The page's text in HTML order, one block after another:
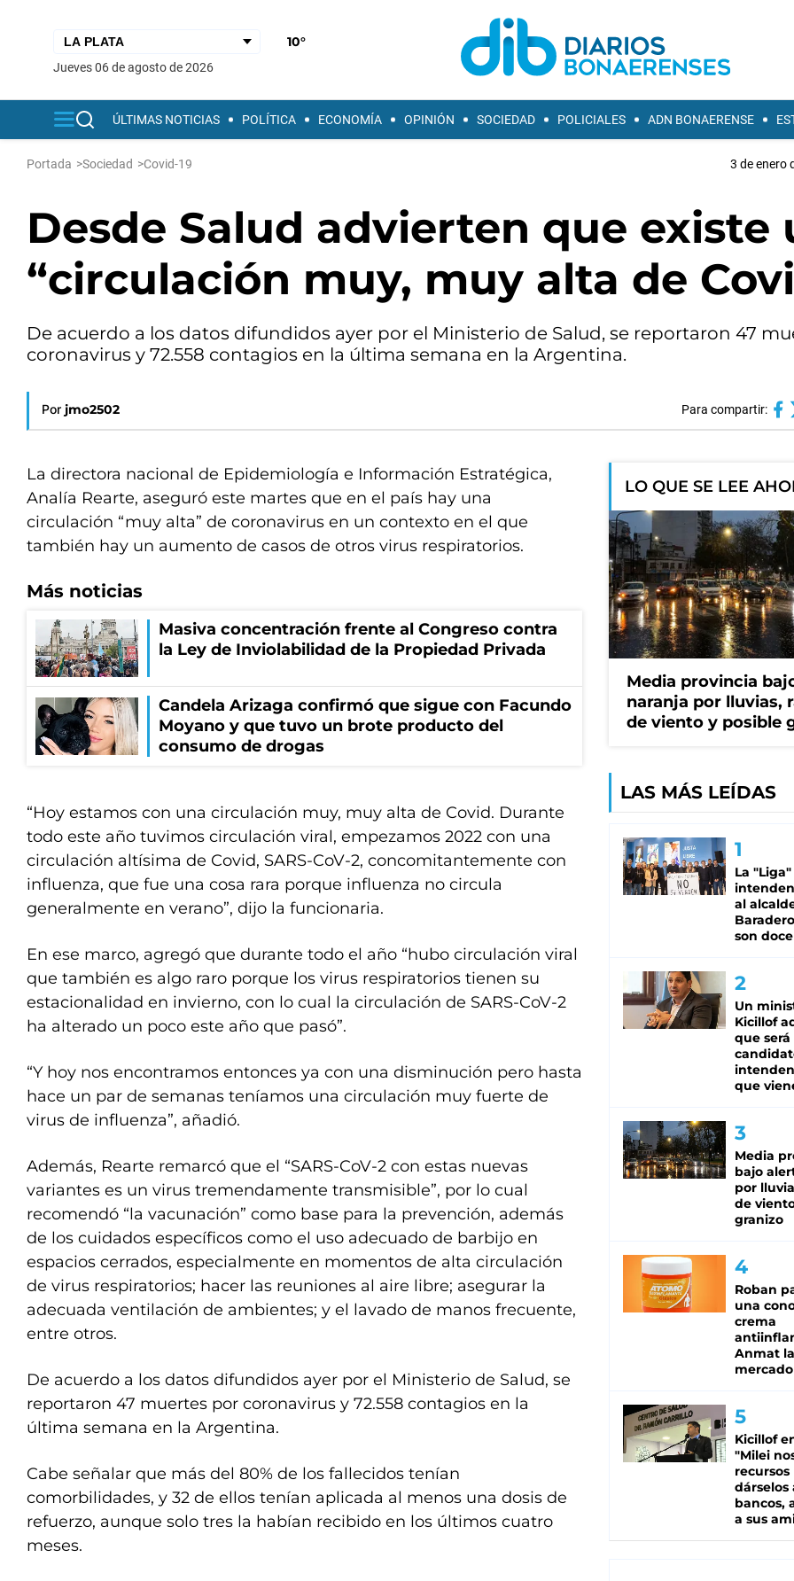
10°
jueves 06 de agosto de 2026
ÚLTIMAS NOTICIAS POLÍTICA ECONOMÍA OPINIÓN SOCIEDAD POLICIALES ADN BONAERENSE
Portada >Sociedad >Covid-19 3 de enero
Desde Salud advierten que existe
“circulación muy, muy alta de
De acuerdo a los datos difundidos ayer por el Ministerio de Salud, se reportaron 47
coronavirus y 72.558 contagios en la última semana en la Argentina.
Por jmo2502 Para compartir:
La directora nacional de Epidemiología e Información Estratégica,
Analía Rearte, aseguró este martes que en el país hay una
circulación “muy alta” de coronavirus en un contexto en el que
también hay un aumento de casos de otros virus respiratorios.
Más noticias
Masiva concentración frente al Congreso contra
la Ley de Inviolabilidad de la Propiedad Privada
Candela Arizaga confirmó que sigue con Facundo
Moyano y que tuvo un brote producto del
consumo de drogas
“Hoy estamos con una circulación muy, muy alta de Covid. Durante
todo este año tuvimos circulación viral, empezamos 2022 con una
circulación altísima de Covid, SARS-CoV-2, concomitantemente con
influenza, que fue una cosa rara porque influenza no circula
generalmente en verano”, dijo la funcionaria.
En ese marco, agregó que durante todo el año “hubo circulación viral
que también es algo raro porque los virus respiratorios tienen su
estacionalidad en invierno, con lo cual la circulación de SARS-CoV-2
ha alterado un poco este año que pasó”.
“Y hoy nos encontramos entonces ya con una disminución pero hasta
hace un par de semanas teníamos una circulación muy fuerte de
virus de influenza”, añadió.
Además, Rearte remarcó que el “SARS-CoV-2 con estas nuevas
variantes es un virus tremendamente transmisible”, por lo cual
recomendó “la vacunación” como base para la prevención, además
de los cuidados específicos como el uso adecuado de barbijo en
espacios cerrados, especialmente en momentos de alta circulación
de virus respiratorios; hacer las reuniones al aire libre; asegurar la
adecuada ventilación de ambientes; y el lavado de manos frecuente,
entre otros.
De acuerdo a los datos difundidos ayer por el Ministerio de Salud, se
reportaron 47 muertes por coronavirus y 72.558 contagios en la
última semana en la Argentina.
Cabe señalar que más del 80% de los fallecidos tenían
comorbilidades, y 32 de ellos tenían aplicada al menos una dosis de
refuerzo, aunque solo tres la habían recibido en los últimos cuatro
meses.
LO QUE SE LEE
Media provincia
naranja por lluvias,
de viento y posible
LAS MÁS LEÍDAS
La
al
son doce
Un
Kicillof
que será
que
Media
bajo
por
de
granizo
Roban
una
crema
Anmat
mercado
Kicillof
"Milei
recursos
dárselos
bancos,
a sus